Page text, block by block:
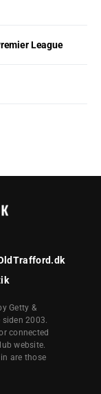
League
Getty &
siden 2003.
connected
website.
are those